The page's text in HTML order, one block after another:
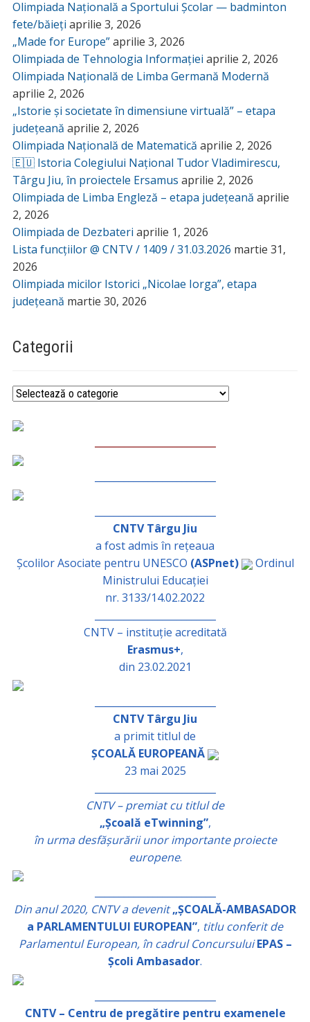
Olimpiada Națională a Sportului Școlar — badminton
fete/băieți aprilie 3, 2026
„Made for Europe”aprilie 3, 2026
Olimpiada de Tehnologia Informației aprilie 2, 2026
Olimpiada Națională de Limba Germană Modernă
aprilie 2, 2026
„Istorie și societate în dimensiune virtuală” – etapa
județeană aprilie 2, 2026
Olimpiada Națională de Matematică aprilie 2, 2026
🇪🇺 Istoria Colegiului Național Tudor Vladimirescu,
Târgu Jiu, în proiectele Ersamus aprilie 2, 2026
Olimpiada de Limba Engleză – etapa județeană aprilie
2, 2026
Olimpiada de Dezbateri aprilie 1, 2026
Lista funcțiilor @ CNTV / 1409 / 31.03.2026 martie 31,
2026
Olimpiada micilor Istorici „Nicolae Iorga”, etapa
județeană martie 30, 2026
Categorii
Categorii
CNTV Târgu Jiu
a fost admis în rețeaua
Școlilor Asociate pentru UNESCO (ASPnet)
Ordinul
Ministrului Educației
nr. 3133/14.02.2022
CNTV – instituție acreditată
Erasmus+,
din 23.02.2021
CNTV Târgu Jiu
a primit titlul de
ȘCOALĂ EUROPEANĂ
23 mai 2025
CNTV – premiat cu titlul de
„Școală eTwinning”,
în urma desfășurării unor importante proiecte
europene.
Din anul 2020, CNTV a devenit „ȘCOALĂ-AMBASADOR
a PARLAMENTULUI EUROPEAN”, titlu conferit de
Parlamentul European, în cadrul Concursului EPAS –
Școli Ambasador.
CNTV – Centru de pregătire pentru examenele